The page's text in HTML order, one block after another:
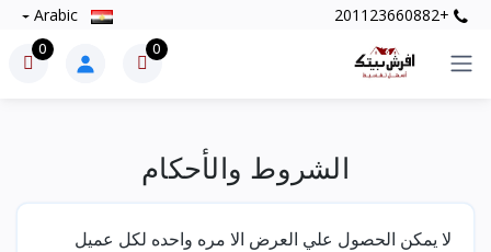
+201123660882
0
0
الشروط والأحكام
لا يمكن الحصول علي العرض الا مره واحده لكل عميل